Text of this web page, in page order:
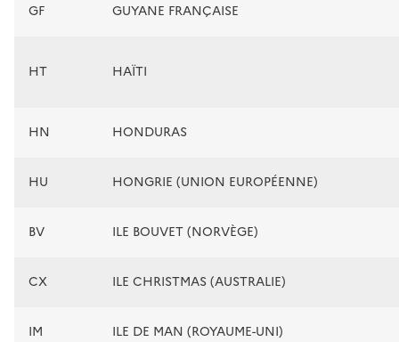
GF GUYANE FRANÇAISE
HT HAÏTI
HN HONDURAS
HU HONGRIE (UNION EUROPÉENNE)
BV ILE BOUVET (NORVÈGE)
CX ILE CHRISTMAS (AUSTRALIE)
IM ILE DE MAN (ROYAUME-UNI)